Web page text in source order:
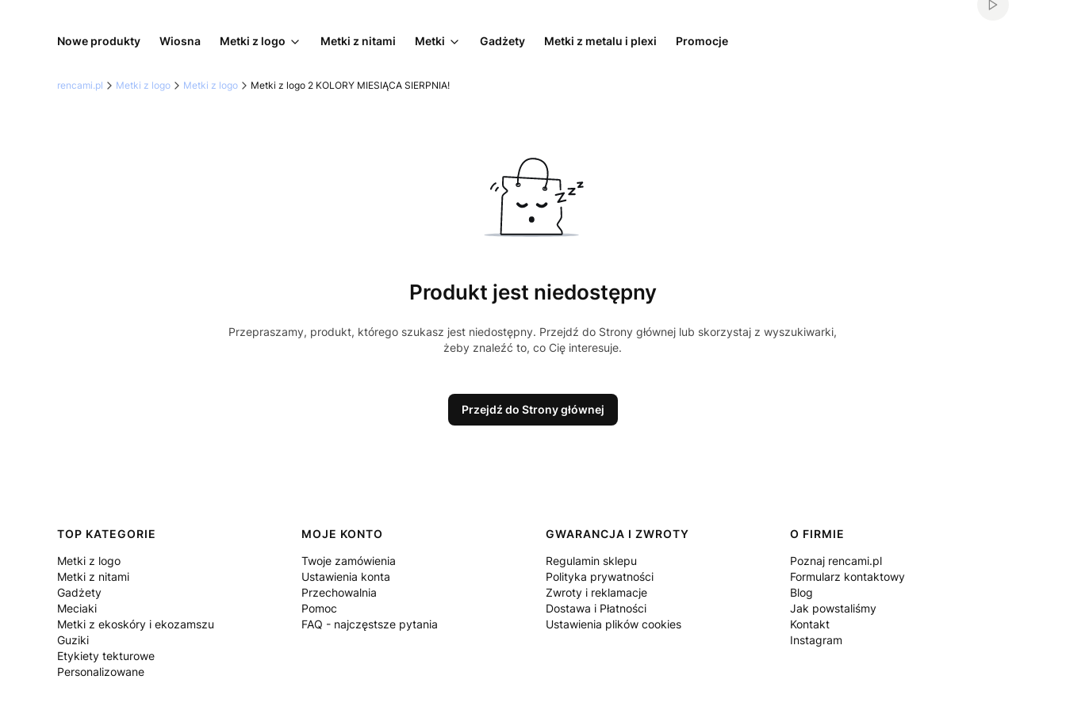
Włącz
Nowe produkty Wiosna Metki z logo Metki z nitami Metki Gadżety Metki z metalu i plexi Promocje
rencami.pl Metki z logo Metki z logo Metki z logo 2 KOLORY MIESIĄCA SIERPNIA!
Produkt jest niedostępny
Przepraszamy, produkt, którego szukasz jest niedostępny. Przejdź do Strony głównej lub skorzystaj z wyszukiwarki,
żeby znaleźć to, co Cię interesuje.
Przejdź do Strony głównej
Linki w stopce
TOP KATEGORIE
Metki z logo
Metki z nitami
Gadżety
Meciaki
Metki z ekoskóry i ekozamszu
Guziki
Etykiety tekturowe
Personalizowane
MOJE KONTO
Twoje zamówienia
Ustawienia konta
Przechowalnia
Pomoc
FAQ - najczęstsze pytania
GWARANCJA I ZWROTY
Regulamin sklepu
Polityka prywatności
Zwroty i reklamacje
Dostawa i Płatności
Ustawienia plików cookies
O FIRMIE
Poznaj rencami.pl
Formularz kontaktowy
Blog
Jak powstaliśmy
Kontakt
Instagram